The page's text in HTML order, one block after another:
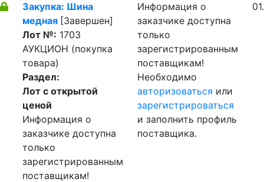
Закупка: Шина
медная [Завершен]
Лот №: 1703
АУКЦИОН (покупка
товара)
Раздел:
Лот с открытой
ценой
Информация о
заказчике доступна
только
зарегистрированным
поставщикам!
Информация о
заказчике доступна
только
зарегистрированным
поставщикам!
Необходимо
авторизоваться или
зарегистрироваться
и заполнить профиль
поставщика.